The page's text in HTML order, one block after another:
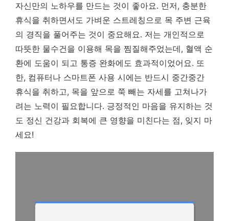
자신만의 노하우를 만드는 것이 좋아요. 먼저, 충분한
휴식을 취하면서도 가벼운 스트레칭으로 목 주변 근육
의 경직을 풀어주는 것이 중요해요. 저는 개인적으로
따뜻한 물수건을 이용해 목을 찜질해주었는데, 혈액 순
환에 도움이 되고 통증 완화에도 효과적이었어요. 또
한, 컴퓨터나 스마트폰 사용 시에는 반드시 중간중간
휴식을 취하고, 목을 앞으로 쭉 빼는 자세를 고쳐나가
려는 노력이 필요합니다. 긍정적인 마음을 유지하는 것
도 정신 건강과 회복에 큰 영향을 미친다는 점, 잊지 마
세요!